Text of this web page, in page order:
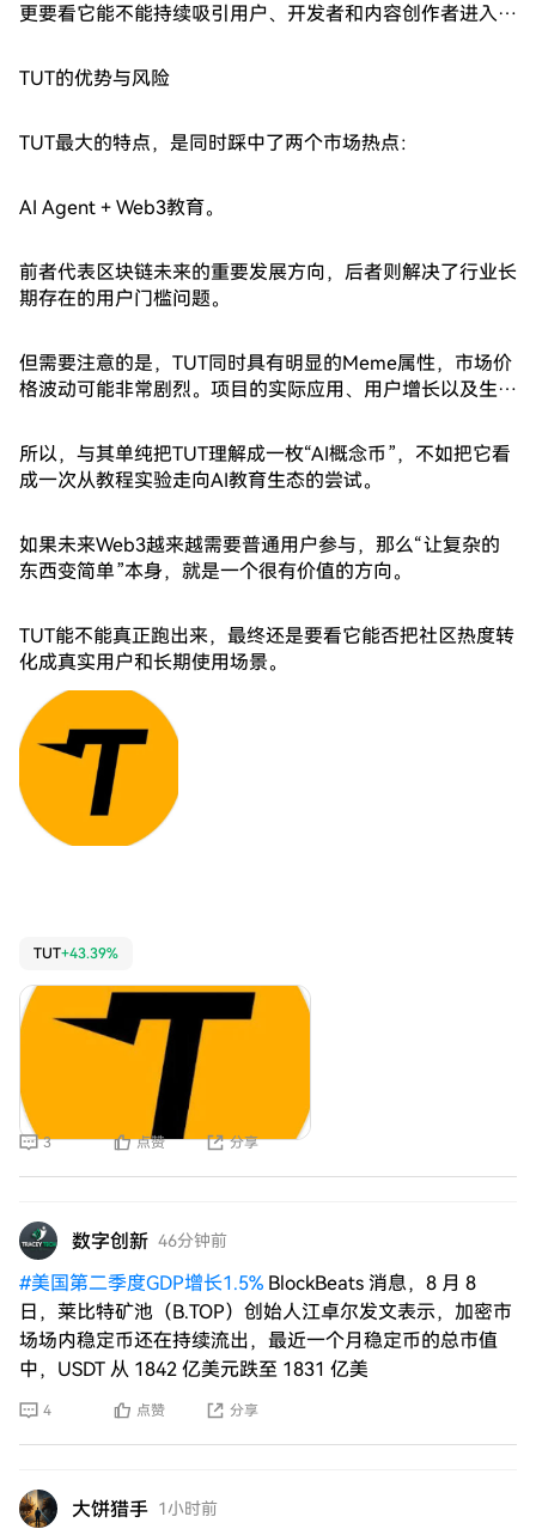
更要看它能不能持续吸引用户、开发者和内容创作者进入生
TUT的优势与风险
TUT最大的特点，是同时踩中了两个市场热点：
AI Agent + Web3教育。
前者代表区块链未来的重要发展方向，后者则解决了行业长
期存在的用户门槛问题。
但需要注意的是，TUT同时具有明显的Meme属性，市场价
格波动可能非常剧烈。项目的实际应用、用户增长以及生态
所以，与其单纯把TUT理解成一枚“AI概念币”，不如把它看
成一次从教程实验走向AI教育生态的尝试。
如果未来Web3越来越需要普通用户参与，那么“让复杂的
东西变简单”本身，就是一个很有价值的方向。
TUT能不能真正跑出来，最终还是要看它能否把社区热度转
化成真实用户和长期使用场景。
TUT+43.39%
3 点赞 分享
数字创新 46分钟前
#美国第二季度GDP增长1.5% BlockBeats 消息，8 月 8
日，莱比特矿池（B.TOP）创始人江卓尔发文表示，加密市
场场内稳定币还在持续流出，最近一个月稳定币的总市值
中，USDT 从 1842 亿美元跌至 1831 亿美
4 点赞 分享
大饼猎手 1小时前